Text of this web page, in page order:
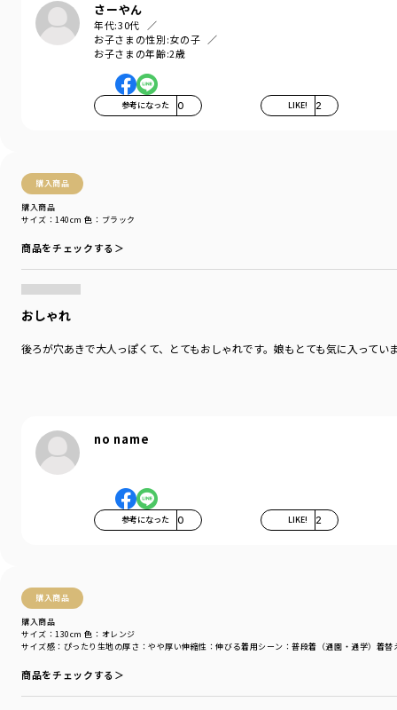
さーやん
年代:30代
お子さまの性別:女の子
お子さまの年齢:2歳
参考になった 0 LIKE! 2
購入商品
購入商品
サイズ：140cm 色：ブラック
商品をチェックする＞
おしゃれ
後ろが穴あきで大人っぽくて、とてもおしゃれです。娘もとても気に入って
no name
参考になった 0 LIKE! 2
購入商品
購入商品
サイズ感 ：ぴったり 生地の厚さ ：やや厚い伸縮性 ：伸びる着用シーン ：普段着（通園・通学） 着替
サイズ：130cm 色：オレンジ
商品をチェックする＞